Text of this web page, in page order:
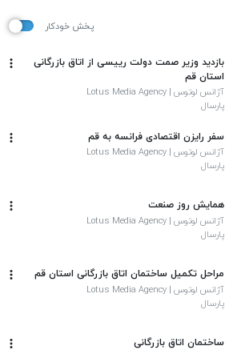
پخش خودکار
بازدید وزیر صمت دولت رییسی از اتاق بازرگانی
استان قم
آژانس لوتوس | Lotus Media Agency
پارسال
سفر رایزن اقتصادی فرانسه به قم
آژانس لوتوس | Lotus Media Agency
پارسال
همایش روز صنعت
آژانس لوتوس | Lotus Media Agency
پارسال
مراحل تکمیل ساختمان اتاق بازرگانی استان قم
آژانس لوتوس | Lotus Media Agency
پارسال
ساختمان اتاق بازرگانی